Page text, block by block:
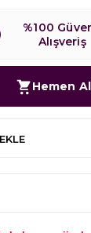
%100
Alışveriş
Hemen Al